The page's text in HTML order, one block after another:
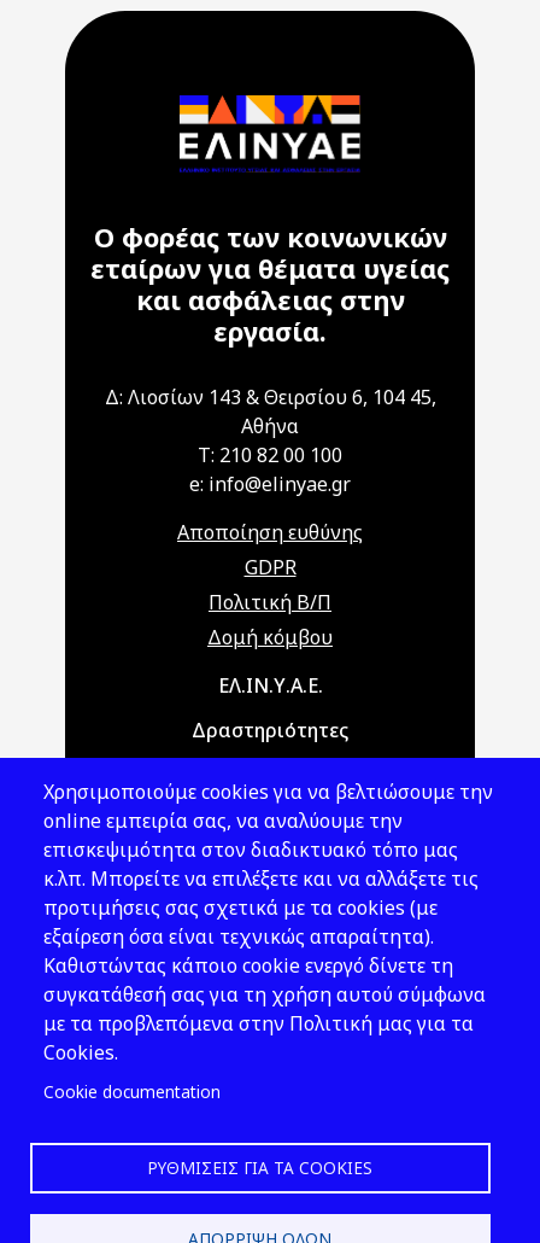
Ο φορέας των κοινωνικών
εταίρων για θέματα υγείας
και ασφάλειας στην
εργασία.
Δ: Λιοσίων 143 & Θειρσίου 6, 104 45,
Αθήνα
T: 210 82 00 100
e: info@elinyae.gr
Αποποίηση ευθύνης
GDPR
Πολιτική Β/Π
Δομή κόμβου
Main navigationΕΛ.ΙΝ.Υ.Α.Ε.
Δραστηριότητες
Νομοθεσία
Εκδόσεις
Νέα - Εκδηλώσεις
Ακολουθήστε μας
Χρησιμοποιούμε cookies για να βελτιώσουμε την
online εμπειρία σας, να αναλύουμε την
επισκεψιμότητα στον διαδικτυακό τόπο μας
κ.λπ. Μπορείτε να επιλέξετε και να αλλάξετε τις
προτιμήσεις σας σχετικά με τα cookies (με
εξαίρεση όσα είναι τεχνικώς απαραίτητα).
Καθιστώντας κάποιο cookie ενεργό δίνετε τη
συγκατάθεσή σας για τη χρήση αυτού σύμφωνα
με τα προβλεπόμενα στην Πολιτική μας για τα
Cookies.
Cookie documentation
ΡΥΘΜΊΣΕΙΣ ΓΙΑ ΤΑ COOKIES
ΑΠΌΡΡΙΨΗ ΌΛΩΝ